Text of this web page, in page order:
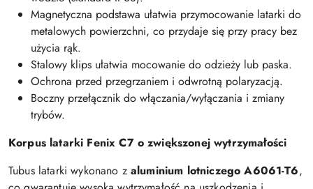
Magnetyczna podstawa ułatwia przymocowanie latarki do
metalowych powierzchni, co przydaje się przy pracy bez
użycia rąk.
Stalowy klips ułatwia mocowanie do odzieży lub paska.
Ochrona przed przegrzaniem i odwrotną polaryzacją.
Boczny przełącznik do włączania/wyłączania i zmiany
trybów.
Korpus latarki Fenix C7 o zwiększonej wytrzymałości
Tubus latarki wykonano zaluminium lotniczego A6061-T6,